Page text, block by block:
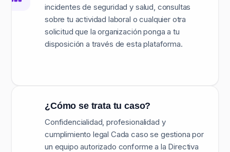
incidentes de seguridad y salud, consultas
sobre tu actividad laboral o cualquier otra
solicitud que la organización ponga a tu
disposición a través de esta plataforma.
¿Cómo se trata tu caso?
Confidencialidad, profesionalidad y
cumplimiento legal Cada caso se gestiona por
un equipo autorizado conforme a la Directiva